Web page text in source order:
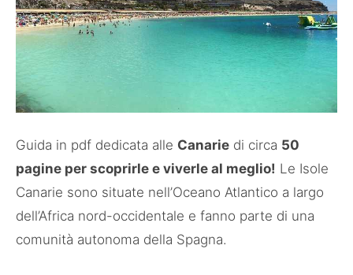
Guida in pdf dedicata alle Canarie di circa 50
pagine per scoprirle e viverle al meglio! Le Isole
Canarie sono situate nell’Oceano Atlantico a largo
dell’Africa nord-occidentale e fanno parte di una
comunità autonoma della Spagna.